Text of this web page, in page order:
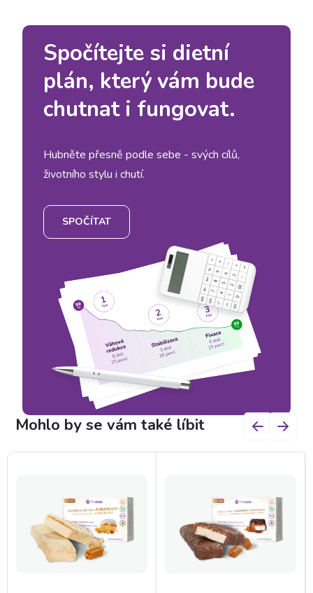
Spočítejte si dietní
plán, který vám bude
chutnat i fungovat.
Hubněte přesně podle sebe - svých cílů,
životního stylu i chutí.
SPOČÍTAT